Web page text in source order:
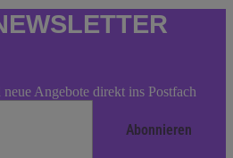
Angebote direkt ins Postfach
Abonnieren